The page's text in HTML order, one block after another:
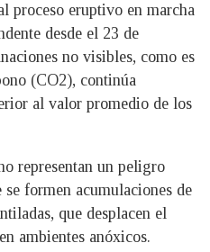
proceso eruptivo en marcha
desde el 23 de
no visibles, como es
(CO2), continúa
al valor promedio de los
representan un peligro
se formen acumulaciones de
que desplacen el
ambientes anóxicos.